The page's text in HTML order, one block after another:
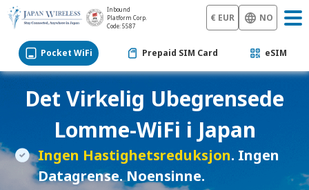
Inbound
Platform Corp.
Code: 5587
€ EUR NO
Pocket WiFi Prepaid SIM Card eSIM
Det Virkelig Ubegrensede
Lomme-WiFi i Japan
Ingen Hastighetsreduksjon. Ingen
Datagrense. Noensinne.